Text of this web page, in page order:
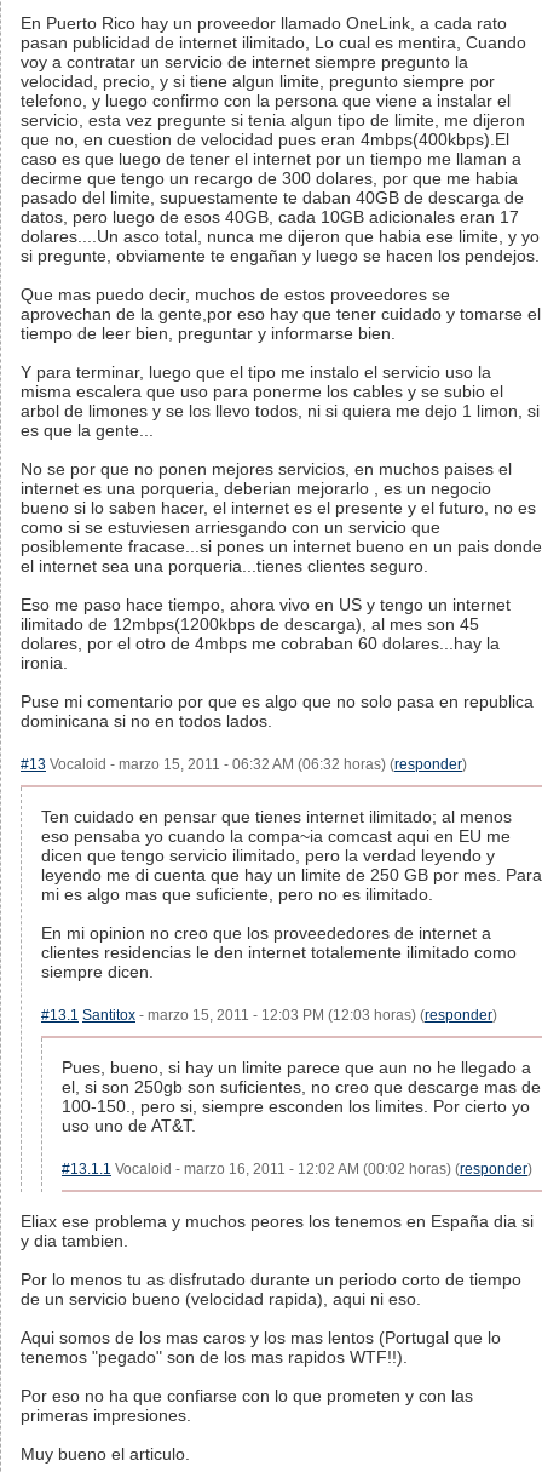
En Puerto Rico hay un proveedor llamado OneLink, a cada rato
pasan publicidad de internet ilimitado, Lo cual es mentira, Cuando
voy a contratar un servicio de internet siempre pregunto la
velocidad, precio, y si tiene algun limite, pregunto siempre por
telefono, y luego confirmo con la persona que viene a instalar el
servicio, esta vez pregunte si tenia algun tipo de limite, me dijeron
que no, en cuestion de velocidad pues eran 4mbps(400kbps).El
caso es que luego de tener el internet por un tiempo me llaman a
decirme que tengo un recargo de 300 dolares, por que me habia
pasado del limite, supuestamente te daban 40GB de descarga de
datos, pero luego de esos 40GB, cada 10GB adicionales eran 17
dolares....Un asco total, nunca me dijeron que habia ese limite, y yo
si pregunte, obviamente te engañan y luego se hacen los pendejos.
Que mas puedo decir, muchos de estos proveedores se
aprovechan de la gente,por eso hay que tener cuidado y tomarse el
tiempo de leer bien, preguntar y informarse bien.
Y para terminar, luego que el tipo me instalo el servicio uso la
misma escalera que uso para ponerme los cables y se subio el
arbol de limones y se los llevo todos, ni si quiera me dejo 1 limon, si
es que la gente...
No se por que no ponen mejores servicios, en muchos paises el
internet es una porqueria, deberian mejorarlo , es un negocio
bueno si lo saben hacer, el internet es el presente y el futuro, no es
como si se estuviesen arriesgando con un servicio que
posiblemente fracase...si pones un internet bueno en un pais donde
el internet sea una porqueria...tienes clientes seguro.
Eso me paso hace tiempo, ahora vivo en US y tengo un internet
ilimitado de 12mbps(1200kbps de descarga), al mes son 45
dolares, por el otro de 4mbps me cobraban 60 dolares...hay la
ironia.
Puse mi comentario por que es algo que no solo pasa en republica
dominicana si no en todos lados.
#13 Vocaloid - marzo 15, 2011 - 06:32 AM (06:32 horas) (responder)
Ten cuidado en pensar que tienes internet ilimitado; al menos
eso pensaba yo cuando la compa~ia comcast aqui en EU me
dicen que tengo servicio ilimitado, pero la verdad leyendo y
leyendo me di cuenta que hay un limite de 250 GB por mes. Para
mi es algo mas que suficiente, pero no es ilimitado.
En mi opinion no creo que los proveededores de internet a
clientes residencias le den internet totalemente ilimitado como
siempre dicen.
#13.1 Santitox - marzo 15, 2011 - 12:03 PM (12:03 horas) (responder)
Pues, bueno, si hay un limite parece que aun no he llegado a
el, si son 250gb son suficientes, no creo que descarge mas de
100-150., pero si, siempre esconden los limites. Por cierto yo
uso uno de AT&T.
#13.1.1 Vocaloid - marzo 16, 2011 - 12:02 AM (00:02 horas) (responder)
Eliax ese problema y muchos peores los tenemos en España dia si
y dia tambien.
Por lo menos tu as disfrutado durante un periodo corto de tiempo
de un servicio bueno (velocidad rapida), aqui ni eso.
Aqui somos de los mas caros y los mas lentos (Portugal que lo
tenemos "pegado" son de los mas rapidos WTF!!).
Por eso no ha que confiarse con lo que prometen y con las
primeras impresiones.
Muy bueno el articulo.